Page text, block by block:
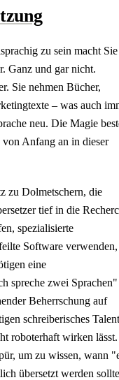
zu sein macht Sie
Ganz und gar nicht.
Sie nehmen Bücher,
– was auch
neu. Die Magie
von Anfang an in dieser
zu Dolmetschern, die
tief in die
spezialisierte
Software
eine
spreche zwei Sprachen"
Beherrschung auf
schreiberisches
roboterhaft wirken lässt.
um zu wissen, wann
übersetzt werden